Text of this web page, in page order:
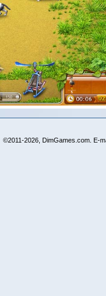
©2011-2026, DimGames.com. E-